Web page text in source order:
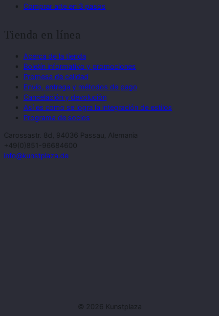
Comprar arte en 3 pasos
Tienda en línea
Acerca de la tienda
Boletín informativo y promociones
Promesa de calidad
Envío, entrega y métodos de pago
Cancelación y devolución
Así es como se logra la integración de estilos
Programa de socios
Carossastr. 8d, 94036 Passau, Alemania
+49(0)851-96684600
info@kunstplaza.de
© 2026 Kunstplaza